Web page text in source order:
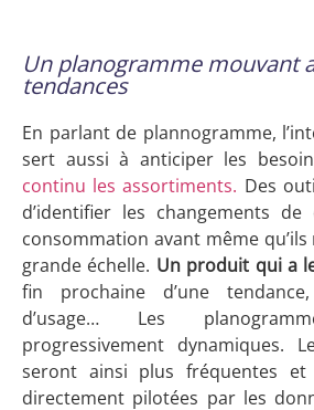
Un planogramme mouvant
tendances
En parlant de plannogramme,
sert aussi à anticiper les
continu les assortiments. Des
d’identifier les changements
consommation avant même
grande échelle. Un produit qui a
fin prochaine d’une
d’usage… Les
progressivement dynamiques.
seront ainsi plus fréquentes
directement pilotées par les